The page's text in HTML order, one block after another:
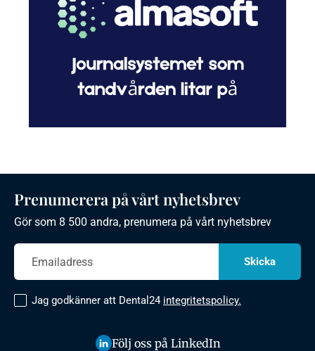
Prenumerera på vårt nyhetsbrev
Gör som 8 500 andra, prenumera på vårt nyhetsbrev
Jag godkänner att Dental24 integritetspolicy.
Följ oss på LinkedIn